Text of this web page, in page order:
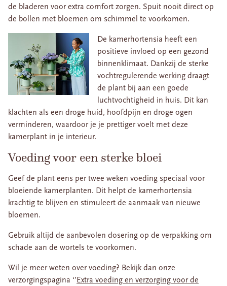
de bladeren voor extra comfort zorgen. Spuit nooit direct op
de bollen met bloemen om schimmel te voorkomen.
De kamerhortensia heeft een
positieve invloed op een gezond
binnenklimaat. Dankzij de sterke
vochtregulerende werking draagt
de plant bij aan een goede
luchtvochtigheid in huis. Dit kan
klachten als een droge huid, hoofdpijn en droge ogen
verminderen, waardoor je je prettiger voelt met deze
kamerplant in je interieur.
Voeding voor een sterke bloei
Geef de plant eens per twee weken voeding speciaal voor
bloeiende kamerplanten. Dit helpt de kamerhortensia
krachtig te blijven en stimuleert de aanmaak van nieuwe
bloemen.
Gebruik altijd de aanbevolen dosering op de verpakking om
schade aan de wortels te voorkomen.
Wil je meer weten over voeding? Bekijk dan onze
verzorgingspagina ‘’ Extra voeding en verzorging voor de